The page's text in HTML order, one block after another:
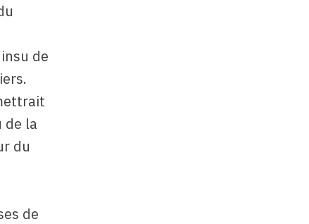
de
de la
du
de